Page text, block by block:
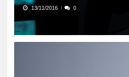
13/11/2016 0